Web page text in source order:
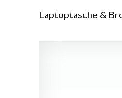
Laptoptasche &